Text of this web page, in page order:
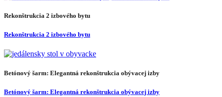
Rekonštrukcia 2 izbového bytu
Rekonštrukcia 2 izbového bytu
Betónový šarm: Elegantná rekonštrukcia obývacej izby
Betónový šarm: Elegantná rekonštrukcia obývacej izby